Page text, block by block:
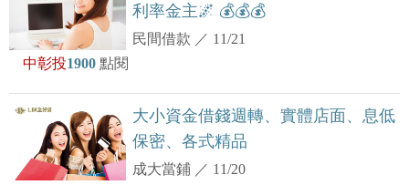
利率金主🌌 💰💰💰
民間借款 ／ 11/21
中彰投1900 點閱
大小資金借錢週轉、實體店面、息低
保密、各式精品
成大當鋪 ／ 11/20